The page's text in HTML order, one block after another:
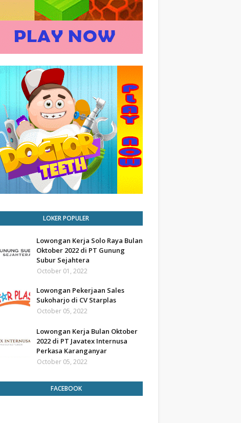
LOKER POPULER
Lowongan Kerja Solo Raya Bulan
Oktober 2022 di PT Gunung
Subur Sejahtera
October 01, 2022
Lowongan Pekerjaan Sales
Sukoharjo di CV Starplas
October 05, 2022
Lowongan Kerja Bulan Oktober
2022 di PT Javatex Internusa
Perkasa Karanganyar
October 05, 2022
FACEBOOK